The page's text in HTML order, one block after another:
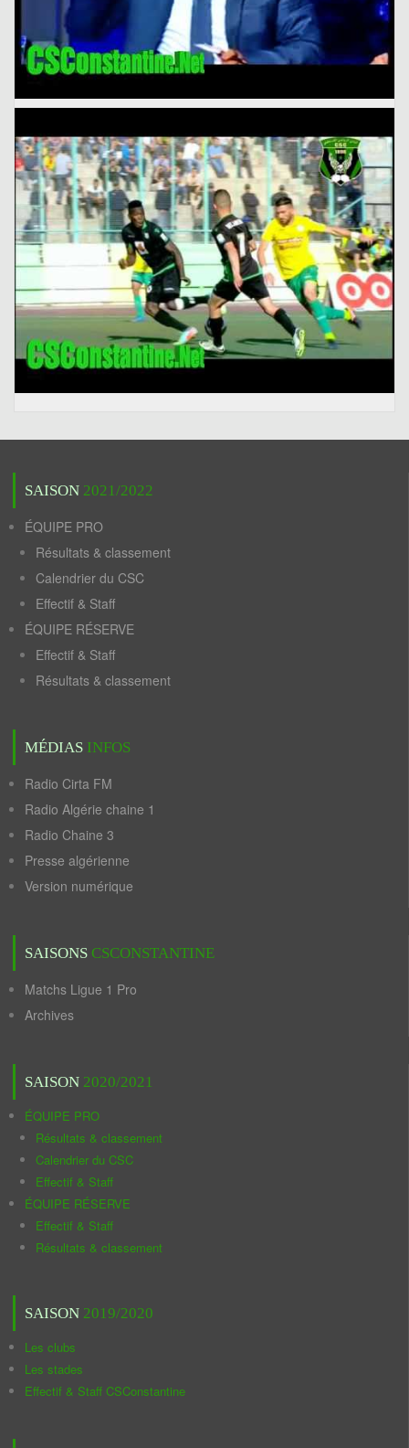
SAISON 2021/2022
ÉQUIPE PRO
Résultats & classement
Calendrier du CSC
Effectif & Staff
ÉQUIPE RÉSERVE
Effectif & Staff
Résultats & classement
MÉDIAS INFOS
Radio Cirta FM
Radio Algérie chaine 1
Radio Chaine 3
Presse algérienne
Version numérique
SAISONS CSCONSTANTINE
Matchs Ligue 1 Pro
Archives
SAISON 2020/2021
ÉQUIPE PRO
Résultats & classement
Calendrier du CSC
Effectif & Staff
ÉQUIPE RÉSERVE
Effectif & Staff
Résultats & classement
SAISON 2019/2020
Les clubs
Les stades
Effectif & Staff CSConstantine